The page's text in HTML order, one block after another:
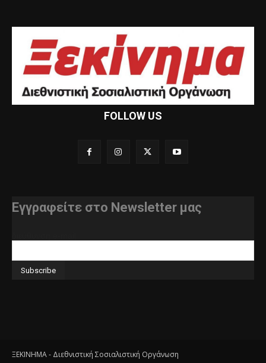
FOLLOW US
Εγγραφείτε στο Newsletter μας
ΞΕΚΙΝΗΜΑ - Διεθνιστική Σοσιαλιστική Οργάνωση